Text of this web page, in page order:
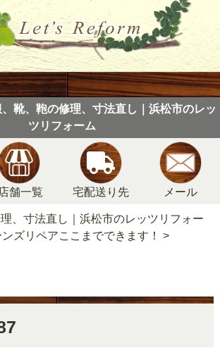
靴、鞄の修理、寸法直し｜浜松市のレッ
ツリフォーム
店舗一覧 宅配送り先 メール
、寸法直し｜浜松市のレッツリフォー
ンズリペアここまでできます！
>